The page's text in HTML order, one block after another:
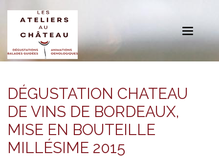
Toggle
DÉGUSTATION CHATEAU
DE VINS DE BORDEAUX,
MISE EN BOUTEILLE
MILLÉSIME 2015